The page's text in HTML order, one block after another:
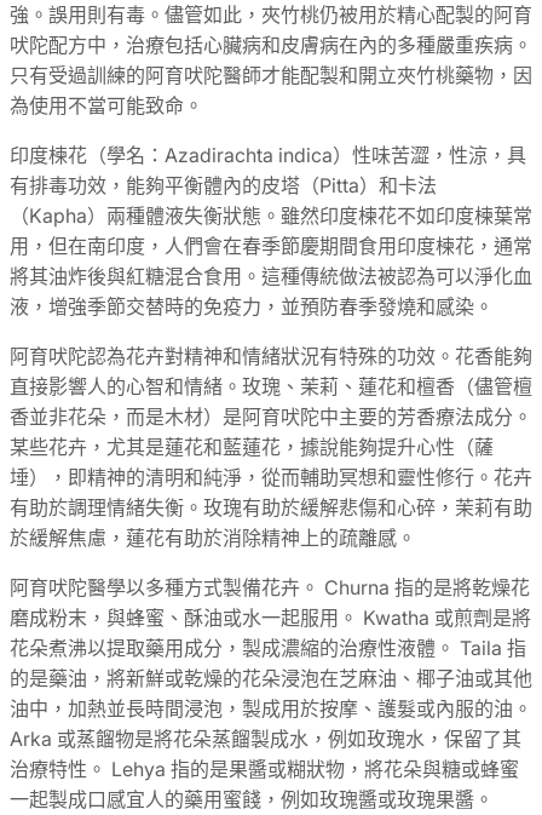
強。誤用則有毒。儘管如此，夾竹桃仍被用於精心配製的阿育
吠陀配方中，治療包括心臟病和皮膚病在內的多種嚴重疾病。
只有受過訓練的阿育吠陀醫師才能配製和開立夾竹桃藥物，因
為使用不當可能致命。
印度楝花（學名：Azadirachta indica）性味苦澀，性涼，具
有排毒功效，能夠平衡體內的皮塔（Pitta）和卡法
（Kapha）兩種體液失衡狀態。雖然印度楝花不如印度楝葉常
用，但在南印度，人們會在春季節慶期間食用印度楝花，通常
將其油炸後與紅糖混合食用。這種傳統做法被認為可以淨化血
液，增強季節交替時的免疫力，並預防春季發燒和感染。
阿育吠陀認為花卉對精神和情緒狀況有特殊的功效。花香能夠
直接影響人的心智和情緒。玫瑰、茉莉、蓮花和檀香（儘管檀
香並非花朵，而是木材）是阿育吠陀中主要的芳香療法成分。
某些花卉，尤其是蓮花和藍蓮花，據說能夠提升心性（薩
埵），即精神的清明和純淨，從而輔助冥想和靈性修行。花卉
有助於調理情緒失衡。玫瑰有助於緩解悲傷和心碎，茉莉有助
於緩解焦慮，蓮花有助於消除精神上的疏離感。
阿育吠陀醫學以多種方式製備花卉。 Churna 指的是將乾燥花
磨成粉末，與蜂蜜、酥油或水一起服用。 Kwatha 或煎劑是將
花朵煮沸以提取藥用成分，製成濃縮的治療性液體。 Taila 指
的是藥油，將新鮮或乾燥的花朵浸泡在芝麻油、椰子油或其他
油中，加熱並長時間浸泡，製成用於按摩、護髮或內服的油。
Arka 或蒸餾物是將花朵蒸餾製成水，例如玫瑰水，保留了其
治療特性。 Lehya 指的是果醬或糊狀物，將花朵與糖或蜂蜜
一起製成口感宜人的藥用蜜餞，例如玫瑰醬或玫瑰果醬。